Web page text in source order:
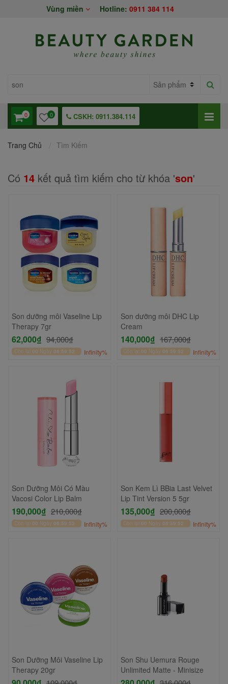
Vùng miền Hotline: 0911 384 114
0 0 CSKH: 0911.384.114
Trang Chủ Tìm Kiếm
Có 14 kết quả tìm kiếm cho từ khóa 'son'
Son dưỡng môi Vaseline Lip
Therapy 7gr
62,000₫ 94,000₫
Còn lại 00 Ngày 06:59:52 Infinity%
Son dưỡng môi DHC Lip
Cream
140,000₫ 167,000₫
Còn lại 00 Ngày 06:59:52 Infinity%
Son Dưỡng Môi Có Màu
Vacosi Color Lip Balm
190,000₫ 210,000₫
Còn lại 00 Ngày 06:59:52 Infinity%
Son Kem Lì BBia Last Velvet
Lip Tint Version 5 5gr
135,000₫ 200,000₫
Còn lại 00 Ngày 06:59:52 Infinity%
Son Dưỡng Môi Vaseline Lip
Therapy 20gr
Son Shu Uemura Rouge
Unlimited Matte - Minisize